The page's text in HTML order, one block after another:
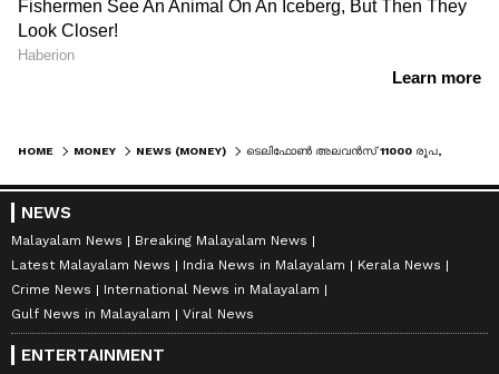
HOME MONEY NEWS (MONEY)
NEWS
Malayalam News
Breaking Malayalam News
Latest Malayalam News
India News in Malayalam
Kerala News
Crime News
International News in Malayalam
Gulf News in Malayalam
Viral News
ENTERTAINMENT